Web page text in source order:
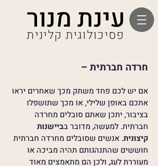
עינת מנור
פסיכולוגית קלינית
חרדה חברתית –
אם יש לכם פחד משתק מכך שאחרים יראו
אתכם באופן שלילי, או מכך שתושפלו
בציבור, יתכן שאתם סובלים מחרדה
חברתית. למעשה, מדובר בביישנות
קיצונית. אנשים שסובלים מחרדה חברתית
חוששים שהתנהגותם תהיה מביכה או
מעוררת לעג, ולכן הם מתאמצים מאוד